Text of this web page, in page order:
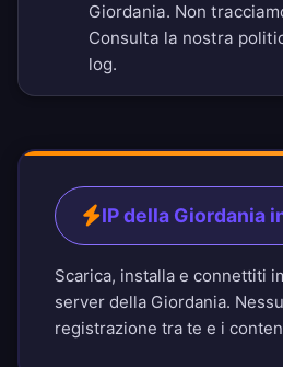
Giordania. Non
Consulta la nostra
log.
IP della Giordania
Scarica, installa e connettiti
server della Giordania.
registrazione tra te e i